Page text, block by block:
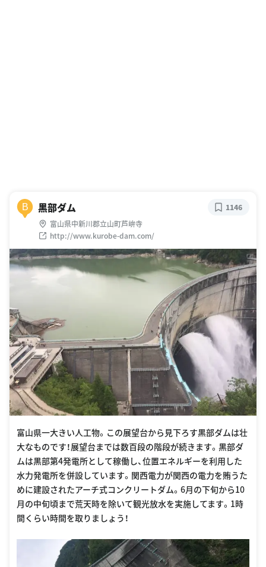
B 黒部ダム
富山県中新川郡立山町芦峅寺
http://www.kurobe-dam.com/
1146
富山県一大きい人工物。この展望台から見下ろす黒部ダムは壮
大なものです！展望台までは数百段の階段が続きます。黒部ダ
ムは黒部第4発電所として稼働し、位置エネルギーを利用した
水力発電所を併設しています。関西電力が関西の電力を賄うた
めに建設されたアーチ式コンクリートダム。6月の下旬から10
月の中旬頃まで荒天時を除いて観光放水を実施してます。1時
間くらい時間を取りましょう！